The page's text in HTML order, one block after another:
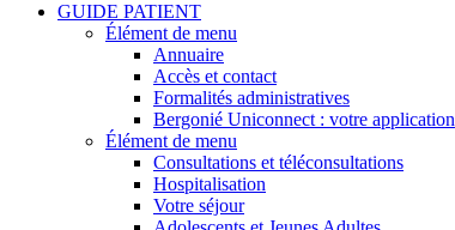
GUIDE PATIENT
Élément de menu
Annuaire
Accès et contact
Formalités administratives
Bergonié Uniconnect : votre application
Élément de menu
Consultations et téléconsultations
Hospitalisation
Votre séjour